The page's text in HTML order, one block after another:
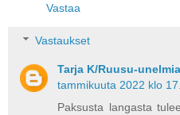
Vastaa
Vastaukset
Tarja K/Ruusu-
tammikuuta 2022 klo
Paksusta langasta